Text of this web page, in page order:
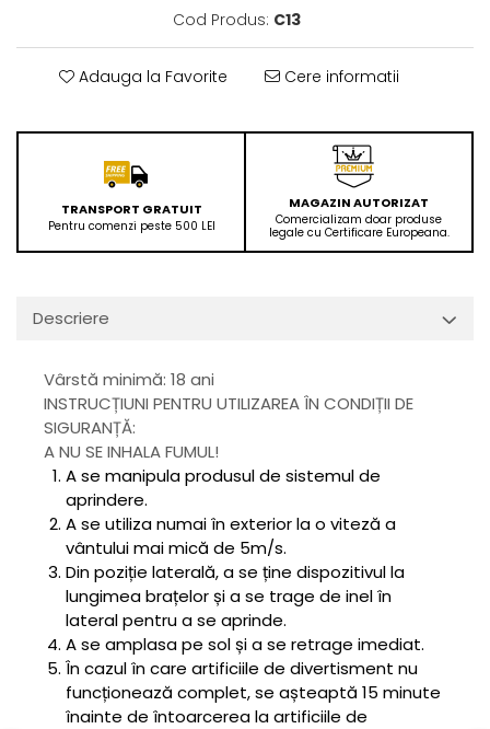
Cod Produs: C13
Adauga la Favorite Cere informatii
TRANSPORT GRATUIT
Pentru comenzi peste 500 LEI
MAGAZIN AUTORIZAT
Comercializam doar produse
legale cu Certificare Europeana.
Descriere
Vârstă minimă: 18 ani
INSTRUCȚIUNI PENTRU UTILIZAREA ÎN CONDIȚII DE
SIGURANȚĂ:
A NU SE INHALA FUMUL!
A se manipula produsul de sistemul de
aprindere.
A se utiliza numai în exterior la o viteză a
vântului mai mică de 5m/s.
Din poziție laterală, a se ține dispozitivul la
lungimea brațelor și a se trage de inel în
lateral pentru a se aprinde.
A se amplasa pe sol și a se retrage imediat.
În cazul în care artificiile de divertisment nu
funcționează complet, se așteaptă 15 minute
înainte de întoarcerea la artificiile de